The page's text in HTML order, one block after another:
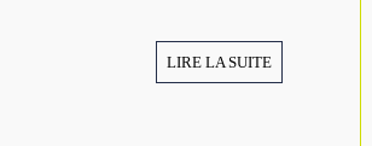
LIRE LA SUITE